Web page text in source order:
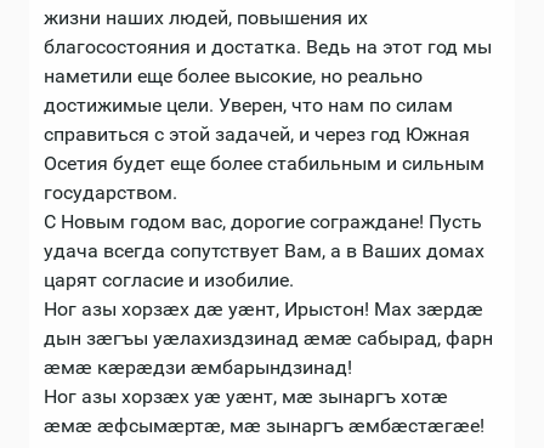
жизни наших людей, повышения их
благосостояния и достатка. Ведь на этот год мы
наметили еще более высокие, но реально
достижимые цели. Уверен, что нам по силам
справиться с этой задачей, и через год Южная
Осетия будет еще более стабильным и сильным
государством.
С Новым годом вас, дорогие сограждане! Пусть
удача всегда сопутствует Вам, а в Ваших домах
царят согласие и изобилие.
Ног азы хорзæх дæ уæнт, Ирыстон! Мах зæрдæ
дын зæгъы уæлахиздзинад æмæ сабырад, фарн
æмæ кæрæдзи æмбарындзинад!
Ног азы хорзæх уæ уæнт, мæ зынаргъ хотæ
æмæ æфсымæртæ, мæ зынаргъ æмбæстæгæе!